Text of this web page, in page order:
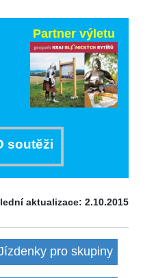
Partner výletu
soutěži
aktualizace: 2.10.2015
pro skupiny